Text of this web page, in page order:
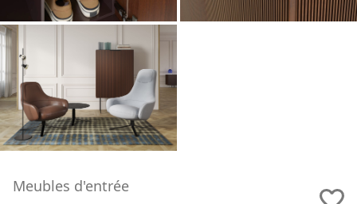
Meubles d'entrée